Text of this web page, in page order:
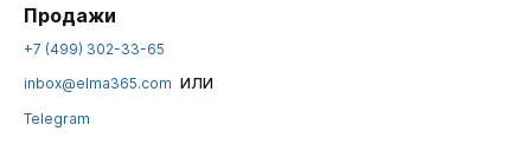
Продажи
+7 (499) 302-33-65
inbox@elma365.com или
Telegram